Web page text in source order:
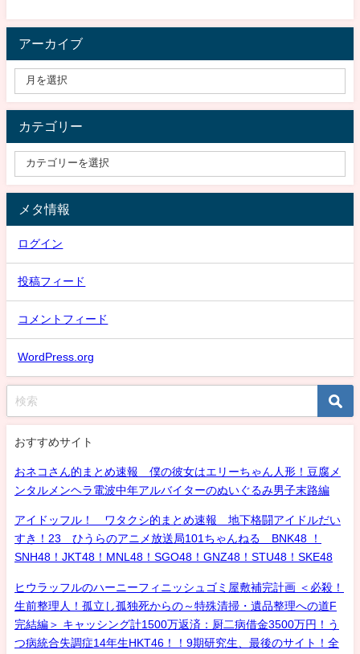
アーカイブ
カテゴリー
メタ情報
ログイン
投稿フィード
コメントフィード
WordPress.org
おすすめサイト
おネコさん的まとめ速報 僕の彼女はエリーちゃん人形！豆腐メ
ンタルメンヘラ電波中年アルバイターのぬいぐるみ男子末路編
アイドッフル！ ワタクシ的まとめ速報 地下格闘アイドルだい
すき！23 ひうらのアニメ放送局101ちゃんねる BNK48 ！
SNH48！JKT48！MNL48！SGO48！GNZ48！STU48！SKE48
ヒウラッフルのハーニーフィニッシュゴミ屋敷補完計画 ＜必殺！
生前整理人！孤立し孤独死からの～特殊清掃・遺品整理への道F
完結編＞ キャッシング計1500万返済：厨二病借金3500万円！う
つ病統合失調症14年生HKT46！！9期研究生、最後のサイト！全